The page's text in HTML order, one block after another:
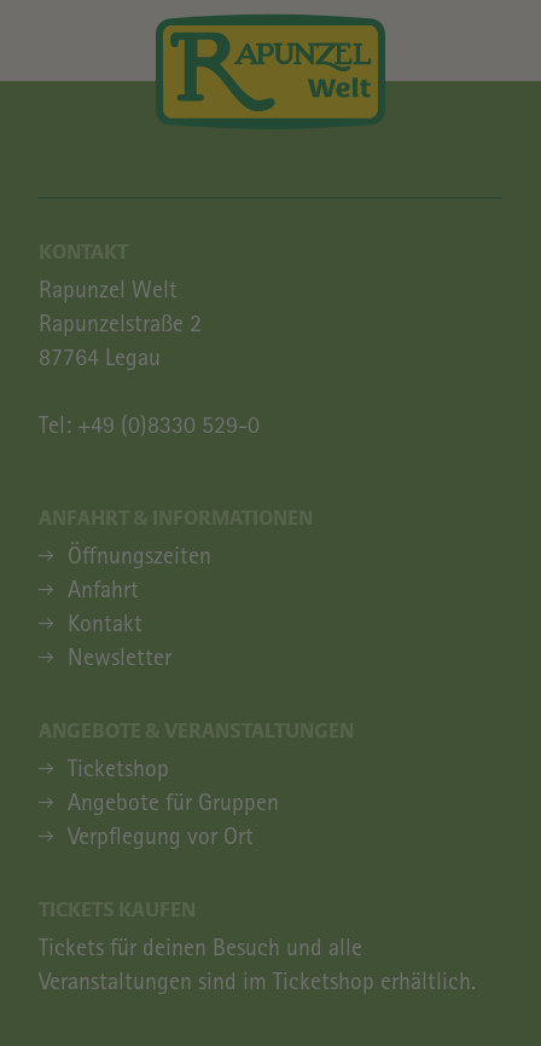
KONTAKT
Rapunzel Welt
Rapunzelstraße 2
87764 Legau
Tel: +49 (0)8330 529-0
ANFAHRT & INFORMATIONEN
ANFAHRT & INFORMATIONEN
Öffnungszeiten
Anfahrt
Kontakt
Newsletter
ANGEBOTE & VERANSTALTUNGEN
ANGEBOTE & VERANSTALTUNGEN
Ticketshop
Angebote für Gruppen
Verpflegung vor Ort
TICKETS KAUFEN
Tickets für deinen Besuch und alle
Veranstaltungen sind im Ticketshop erhältlich.